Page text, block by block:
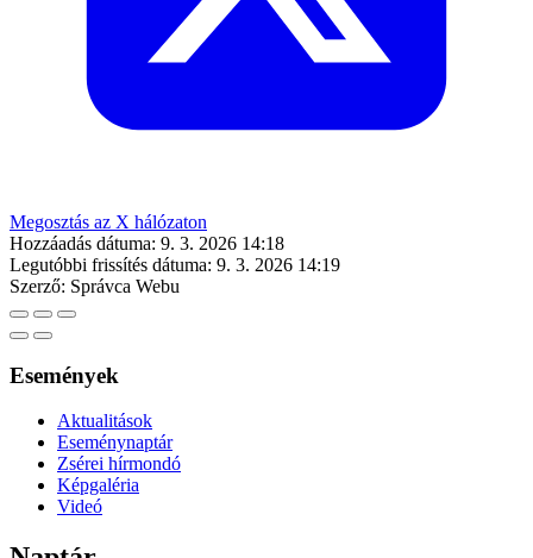
Megosztás az X hálózaton
Hozzáadás dátuma: 9. 3. 2026 14:18
Legutóbbi frissítés dátuma: 9. 3. 2026 14:19
Szerző: Správca Webu
Események
Aktualitások
Eseménynaptár
Zsérei hírmondó
Képgaléria
Videó